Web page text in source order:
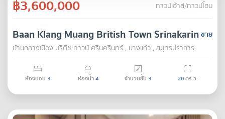
฿3,600,000 ทาวน์เฮ้าส์/ทาวน์โฮม
ขาย
Baan Klang Muang British Town Srinakarin
บ้านกลางเมือง บริติช ทาวน์ ศรีนครินทร์ , บางแก้ว , สมุทรปราการ
ห้องนอน 3 ห้องน้ำ4 จำนวนชั้น 3 20ตร.ว.